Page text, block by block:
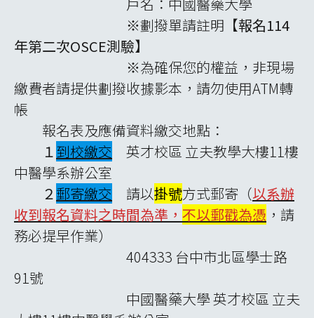
※劃撥單請註明【報名114
年第二次OSCE測驗】
※為確保您的權益，非現場
繳費者請提供劃撥收據影本，請勿使用ATM轉
帳
報名表及應備資料繳交地點：
１到校繳交 英才校區 立夫教學大樓11樓
中醫學系辦公室
２郵寄繳交 請以掛號方式郵寄（以系辦
收到報名資料之時間為準， 不以郵戳為憑 ，請
務必提早作業）
404333 台中市北區學士路
91號
中國醫藥大學 英才校區 立夫